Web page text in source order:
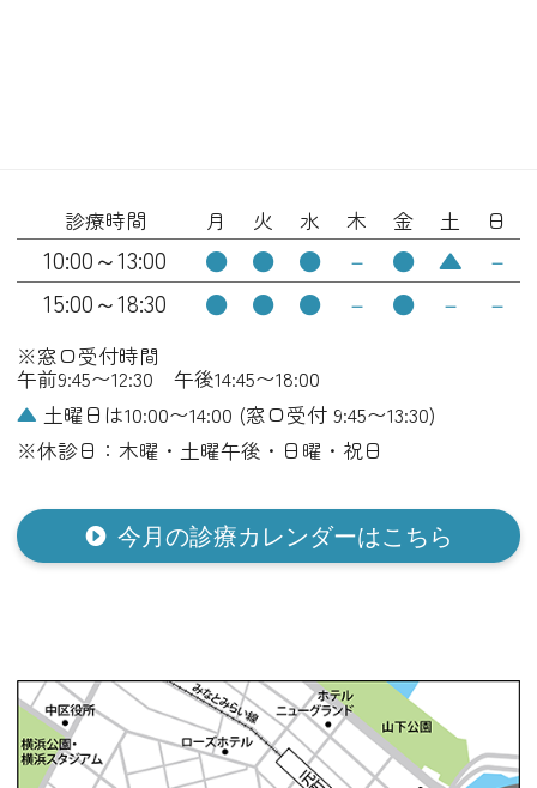
※窓口受付時間
午前9:45〜12:30 午後14:45〜18:00
▲ 土曜日は10:00〜14:00 (窓口受付 9:45〜13:30)
※休診日：木曜・土曜午後・日曜・祝日
診療時間 月 火 水 木 金 土 日
10:00～13:00 ● ● ● － ● ▲
－
15:00～18:30
● ● ● － ● － －
今月の診療カレンダーはこちら